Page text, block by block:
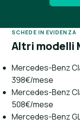
SCHEDE IN EVIDENZA
Altri modelli
Mercedes-Benz
398€/mese
Mercedes-Benz
508€/mese
Mercedes-Benz